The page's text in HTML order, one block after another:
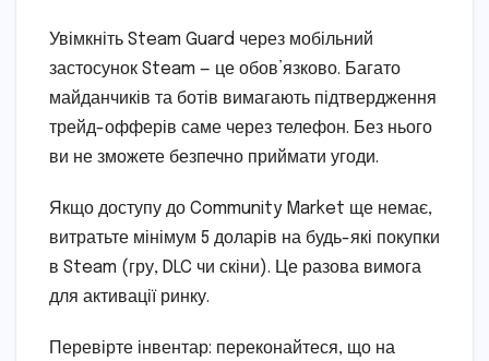
Увімкніть Steam Guard через мобільний
застосунок Steam — це обов’язково. Багато
майданчиків та ботів вимагають підтвердження
трейд-офферів саме через телефон. Без нього
ви не зможете безпечно приймати угоди.
Якщо доступу до Community Market ще немає,
витратьте мінімум 5 доларів на будь-які покупки
в Steam (гру, DLC чи скіни). Це разова вимога
для активації ринку.
Перевірте інвентар: переконайтеся, що на